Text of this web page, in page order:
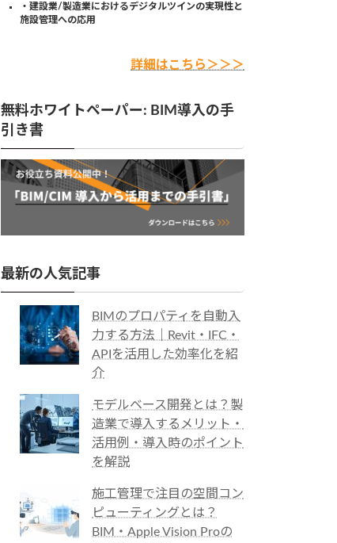
・建設業/製造業におけるデジタルツインの実現性と
施設管理への応用
詳細はこちら＞＞＞
無料ホワイトペーパー: BIM導入の手
引き書
最新の人気記事
BIMのプロパティを自動入
力する方法｜Revit・IFC・
APIを活用した効率化を紹
介
モデルベース開発とは？製
造業で導入するメリット・
活用例・導入時のポイント
を解説
施工管理で注目の空間コン
ピューティングとは？
BIM・Apple Vision Proの